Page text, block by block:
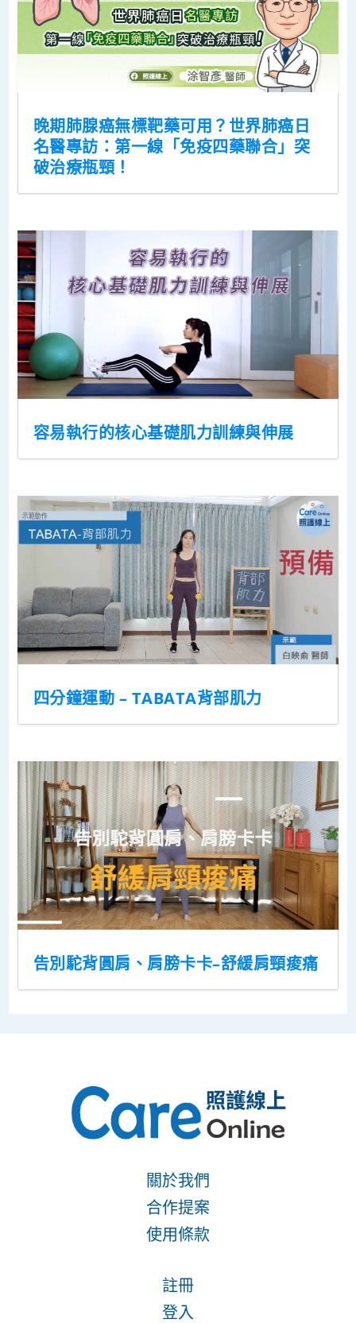
晚期肺腺癌無標靶藥可用？世界肺癌日
名醫專訪：第一線「免疫四藥聯合」突
破治療瓶頸！
容易執行的核心基礎肌力訓練與伸展
四分鐘運動 – TABATA背部肌力
告別駝背圓肩、肩膀卡卡–舒緩肩頸痠痛
關於我們
合作提案
使用條款
註冊
登入